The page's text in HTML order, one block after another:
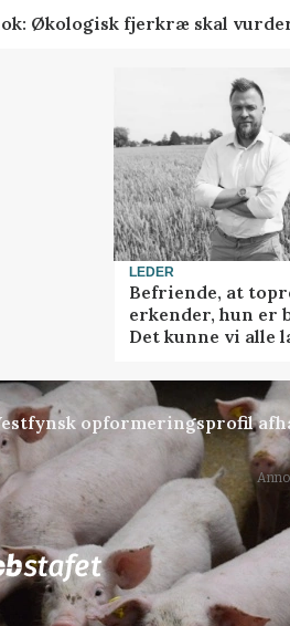
Økologisk fjerkræ skal
LEDER
Befriende, at
erkender, hun er
Det kunne vi alle
opformeringsprofil
81ledige stillinger